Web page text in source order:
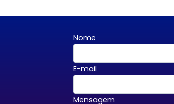
Nome
E-mail
Mensagem